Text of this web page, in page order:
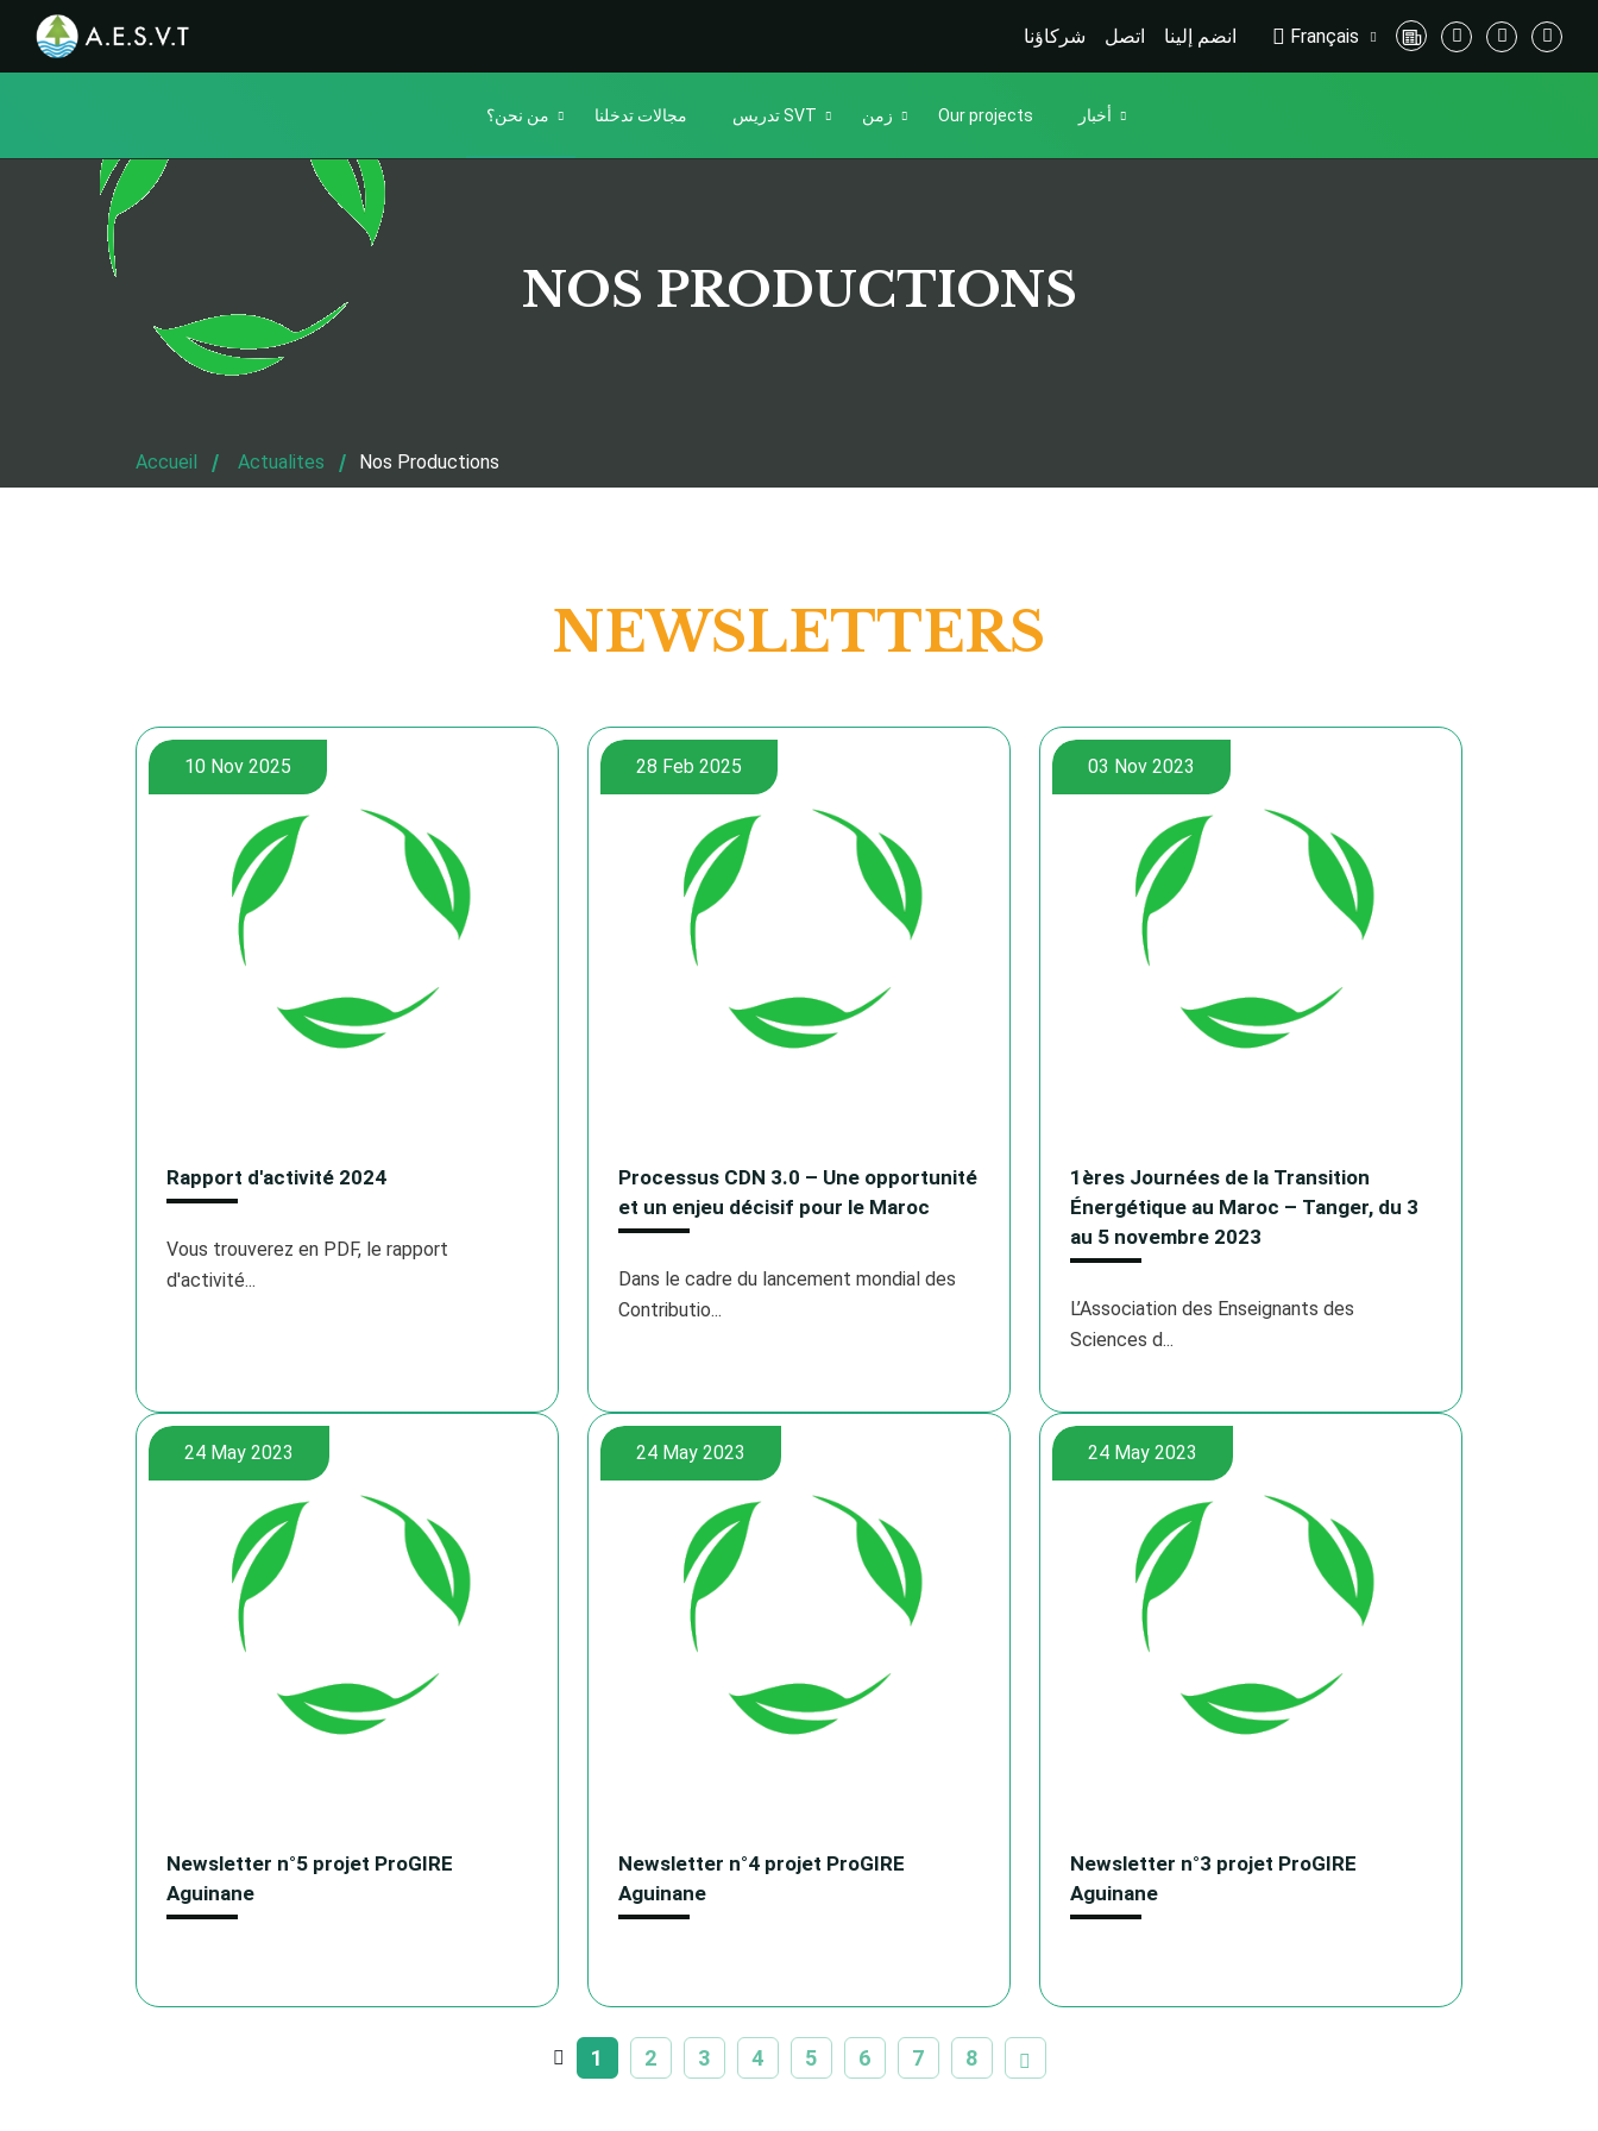
شركاؤنا اتصل انضم إلينا Français
من نحن؟ مجالات تدخلنا تدريس SVT زمن Our projects أخبار
NOS PRODUCTIONS
Accueil Actualites Nos Productions
NEWSLETTERS
10 Nov 2025
Rapport d'activité 2024
Vous trouverez en PDF, le rapport
d'activité...
28 Feb 2025
Processus CDN 3.0 – Une opportunité
et un enjeu décisif pour le Maroc
Dans le cadre du lancement mondial des
Contributio...
03 Nov 2023
1ères Journées de la Transition
Énergétique au Maroc – Tanger, du 3
au 5 novembre 2023
L’Association des Enseignants des
Sciences d...
24 May 2023
Newsletter n°5 projet ProGIRE
Aguinane
24 May 2023
Newsletter n°4 projet ProGIRE
Aguinane
24 May 2023
Newsletter n°3 projet ProGIRE
Aguinane
1 2 3 4 5 6 7 8